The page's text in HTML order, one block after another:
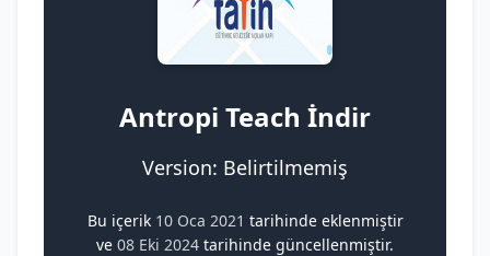
Antropi Teach İndir
Version: Belirtilmemiş
Bu içerik 10 Oca 2021 tarihinde eklenmiştir
ve 08 Eki 2024 tarihinde güncellenmiştir.